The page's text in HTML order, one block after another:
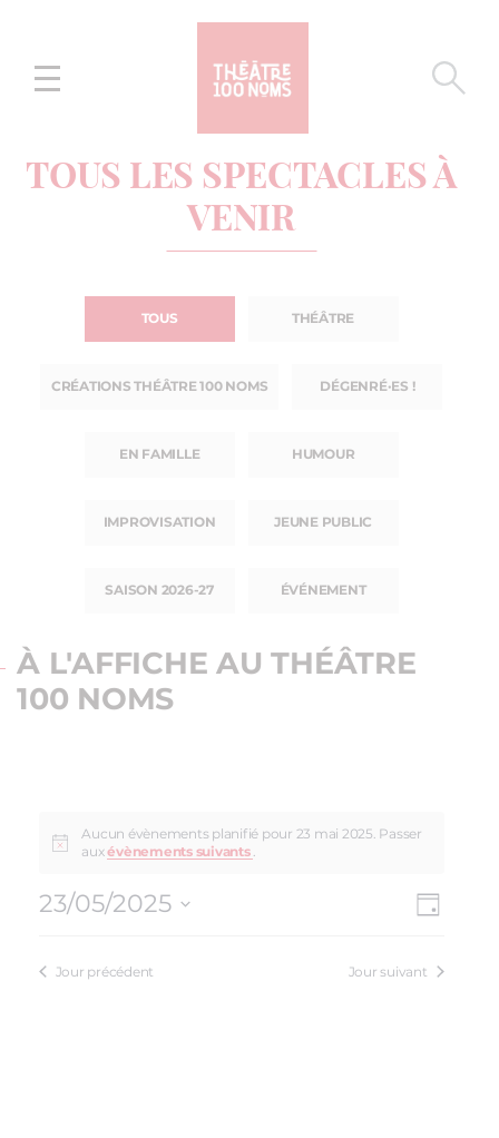
menu
TOUS LES SPECTACLES À
VENIR
TOUS THÉÂTRE
CRÉATIONS THÉÂTRE 100 NOMS DÉGENRÉ·ES !
EN FAMILLE HUMOUR
IMPROVISATION JEUNE PUBLIC
SAISON 2026-27 ÉVÉNEMENT
À L'AFFICHE AU THÉÂTRE
100 NOMS
Aucun évènements planifié pour 23 mai 2025. Passer
auxévènements suivants
Jour
23/05/2025
Jour précédent Jour suivant